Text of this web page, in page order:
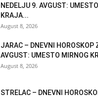
NEDELJU 9. AVGUST:
KRAJA...
August 8, 2026
JARAC – DNEVNI HOROSKOP
AVGUST: UMESTO MIRNOG
August 8, 2026
STRELAC – DNEVNI